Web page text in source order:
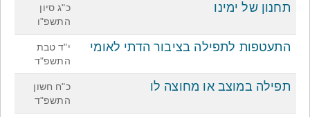
תחנון של ימינו
כ"ג סיון
התשפ"ו
התעטפות לתפילה בציבור הדתי לאומי
י"ד טבת
התשפ"ד
תפילה במוצב או מחוצה לו
כ"ח חשון
התשפ"ד